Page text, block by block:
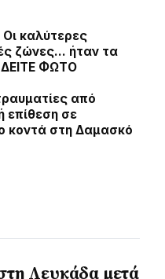
Οι καλύτερες
ζώνες… ήταν τα
ΔΕΙΤΕ ΦΩΤΟ
από
επίθεση σε
κοντά στη Δαμασκό
Λευκάδα μετά